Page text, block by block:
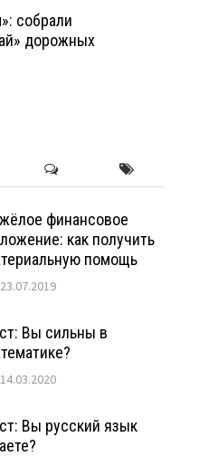
собрали
дорожных
финансовое
как получить
помощь
23.07.2019
Вы сильны в
14.03.2020
Вы русский язык